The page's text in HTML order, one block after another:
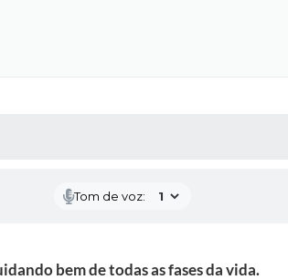
Tom de voz:
bem de todas as fases da vida.